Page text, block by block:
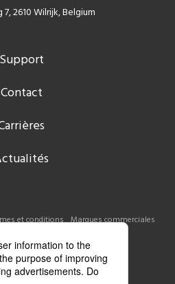
2610 Wilrijk, Belgium
Support
Contact
et conditions Marques commerciales